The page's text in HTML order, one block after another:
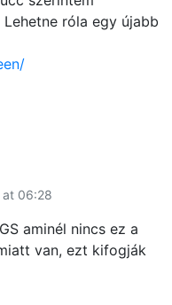
róla egy újabb
06:28
aminél nincs ez a
van, ezt kifogják